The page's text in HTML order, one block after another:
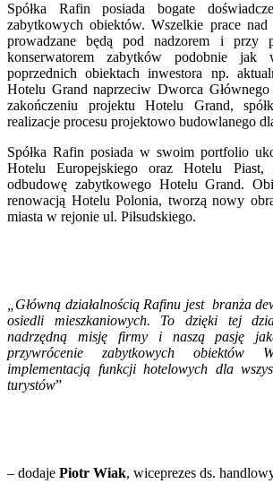
Spółka Rafin posiada bogate
zabytkowych obiektów. Wszelkie prace nad
prowadzane będą pod nadzorem i przy
konserwatorem zabytków podobnie jak
poprzednich obiektach inwestora np.
Hotelu Grand naprzeciw Dworca
zakończeniu projektu Hotelu Grand,
realizacje procesu projektowo budowlanego
Spółka Rafin posiada w swoim portfolio
Hotelu Europejskiego oraz Hotelu Piast,
odbudowę zabytkowego Hotelu Grand.
renowacją Hotelu Polonia, tworzą nowy
miasta w rejonie ul. Piłsudskiego.
„Główną działalnością Rafinu jest branża
osiedli mieszkaniowych. To dzięki tej
nadrzędną misję firmy i naszą pasję
przywrócenie zabytkowych obiektów
implementacją funkcji hotelowych dla
turystów”
– dodaje Piotr Wiak, wiceprezes ds.